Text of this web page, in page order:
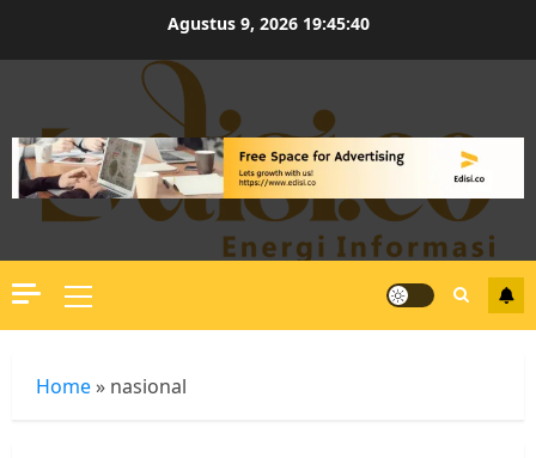
Agustus 9, 2026 19:45:41
Primary
Menu
Home » nasional